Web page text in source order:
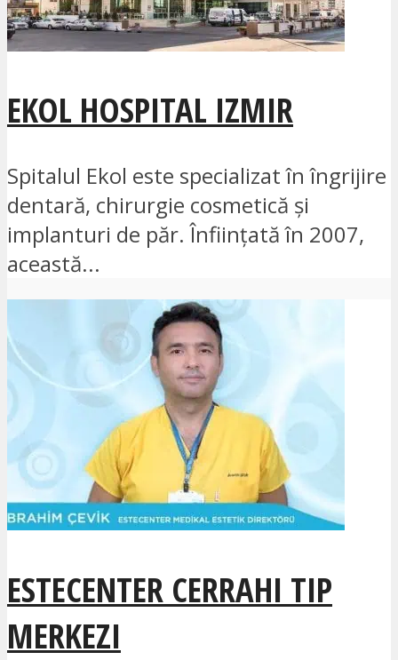
EKOL HOSPITAL IZMIR
Spitalul Ekol este specializat în îngrijire
dentară, chirurgie cosmetică și
implanturi de păr. Înființată în 2007,
această...
ESTECENTER CERRAHI TIP
MERKEZI